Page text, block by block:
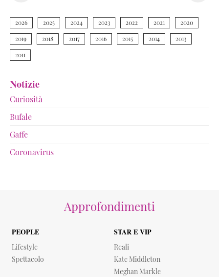
>
2026 2025 2024 2023 2022 2021 2020
2019 2018 2017 2016 2015 2014 2013
2011
Notizie
Curiosità
Bufale
Gaffe
Coronavirus
Approfondimenti
PEOPLE
Lifestyle
Spettacolo
STAR E VIP
Reali
Kate Middleton
Meghan Markle